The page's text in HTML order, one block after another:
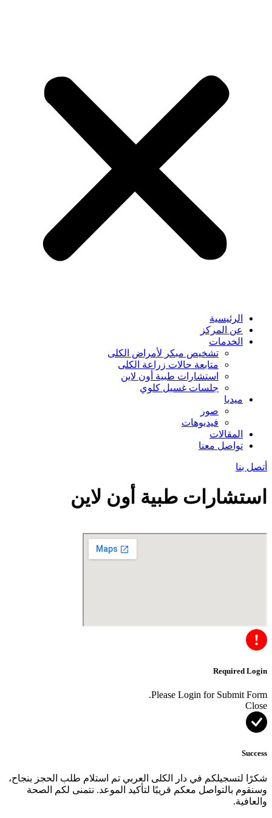
الرئيسية
عن المركز
الخدمات
تشخيص مبكر لأمراض الكلى
متابعة حالات زراعة الكلى
استشارات طبية أون لاين
جلسات غسيل كلوي
ميديا
صور
فيديوهات
المقالات
تواصل معنا
أتصل بنا
استشارات طبية أون لاين
Required Login
Please Login for Submit Form.
Close
Success
شكرًا لتسجيلكم في دار الكلى العربي تم استلام طلب الحجز بنجاح،
وسنقوم بالتواصل معكم قريبًا لتأكيد الموعد. نتمنى لكم الصحة
والعافية.